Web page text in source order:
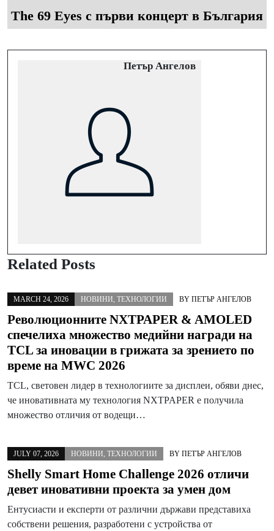
The 69 Eyes с първи концерт в България
Петър Ангелов
Related Posts
MARCH 24, 2026 НОВИНИ, ТЕХНОЛОГИИ BY ПЕТЪР АНГЕЛОВ
Революционните NXTPAPER & AMOLED
спечелиха множество медийни награди на
TCL за иновации в грижата за зрението по
време на MWC 2026
TCL, световен лидер в технологиите за дисплеи, обяви днес,
че иновативната му технология NXTPAPER е получила
множество отличия от водещи…
JULY 07, 2026 НОВИНИ, ТЕХНОЛОГИИ BY ПЕТЪР АНГЕЛОВ
Shelly Smart Home Challenge 2026 отличи
девет иновативни проекта за умен дом
Ентусиасти и експерти от различни държави представиха
собствени решения, разработени с устройства от